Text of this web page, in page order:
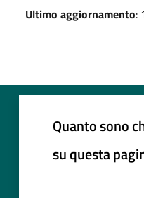
Ultimo aggiornamento:
Quanto sono
su questa